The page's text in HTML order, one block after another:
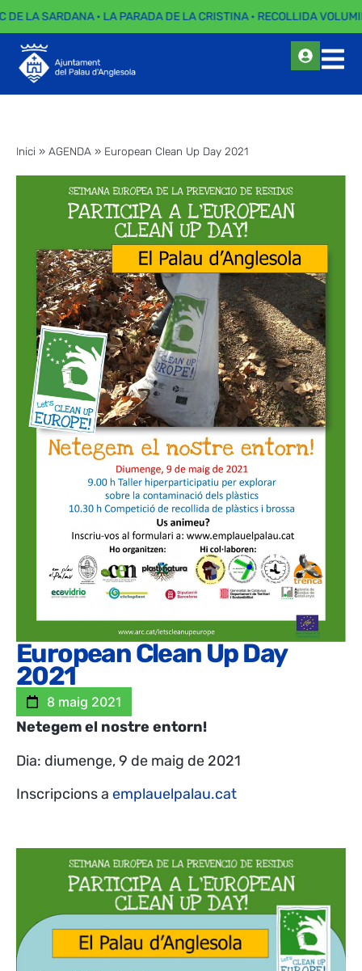
DE LA SARDANA · LA PARADA DE LA CRISTINA · RECOLLIDA
Inici » AGENDA » European Clean Up Day 2021
European Clean Up Day
2021
8 maig 2021
Netegem el nostre entorn!
Dia: diumenge, 9 de maig de 2021
Inscripcions a emplauelpalau.cat